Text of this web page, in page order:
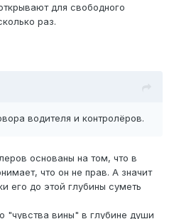
для свободного
раз.
водителя и контролёров.
основаны на том, что в
что он не прав. А значит
его до этой глубины суметь
"чувства вины" в глубине души